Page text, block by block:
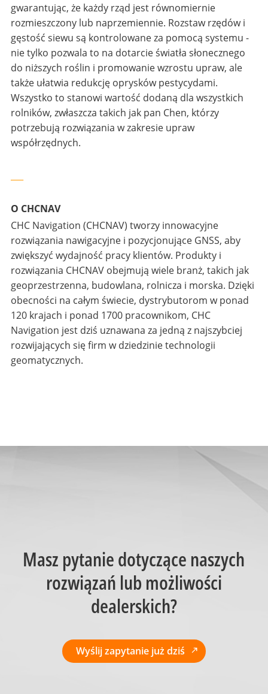
gwarantując, że każdy rząd jest równomiernie
rozmieszczony lub naprzemiennie. Rozstaw rzędów i
gęstość siewu są kontrolowane za pomocą systemu -
nie tylko pozwala to na dotarcie światła słonecznego
do niższych roślin i promowanie wzrostu upraw, ale
także ułatwia redukcję oprysków pestycydami.
Wszystko to stanowi wartość dodaną dla wszystkich
rolników, zwłaszcza takich jak pan Chen, którzy
potrzebują rozwiązania w zakresie upraw
współrzędnych.
O CHCNAV
CHC Navigation (CHCNAV) tworzy innowacyjne
rozwiązania nawigacyjne i pozycjonujące GNSS, aby
zwiększyć wydajność pracy klientów. Produkty i
rozwiązania CHCNAV obejmują wiele branż, takich jak
geoprzestrzenna, budowlana, rolnicza i morska. Dzięki
obecności na całym świecie, dystrybutorom w ponad
120 krajach i ponad 1700 pracownikom, CHC
Navigation jest dziś uznawana za jedną z najszybciej
rozwijających się firm w dziedzinie technologii
geomatycznych.
Masz pytanie dotyczące naszych
rozwiązań lub możliwości
dealerskich?
Wyślij zapytanie już dziś